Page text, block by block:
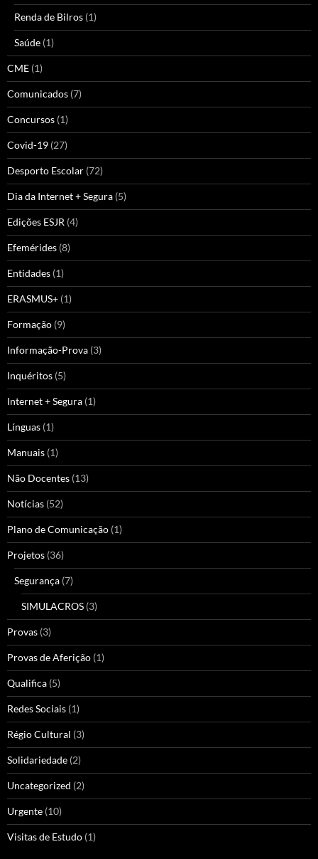
Renda de Bilros (1)
Saúde (1)
CME (1)
Comunicados (7)
Concursos (1)
Covid-19 (27)
Desporto Escolar (72)
Dia da Internet + Segura (5)
Edições ESJR (4)
Efemérides (8)
Entidades (1)
ERASMUS+ (1)
Formação (9)
Informação-Prova (3)
Inquéritos (5)
Internet + Segura (1)
Línguas (1)
Manuais (1)
Não Docentes (13)
Notícias (52)
Plano de Comunicação (1)
Projetos (36)
Segurança (7)
SIMULACROS (3)
Provas (3)
Provas de Aferição (1)
Qualifica (5)
Redes Sociais (1)
Régio Cultural (3)
Solidariedade (2)
Uncategorized (2)
Urgente (10)
Visitas de Estudo (1)